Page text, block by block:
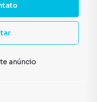
anúncio